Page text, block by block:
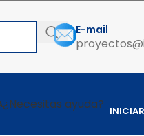
E-mail
¿Necesitas ayuda?